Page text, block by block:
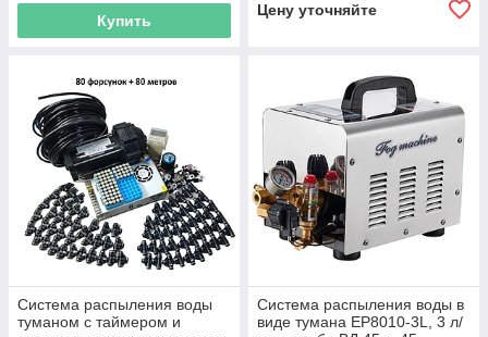
Купить
Цену уточняйте
Система распыления воды
туманом с таймером и
Система распыления воды в
виде тумана EP8010-3L, 3 л/